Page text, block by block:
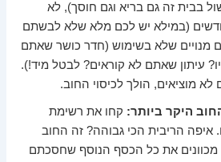
בבית זה גם בריא וגם חוסך), לא
חדשים (במילא יש לכם מלא שלא לבשתם
מנויים שלא בשימוש (חדר כושר שאתם
עיתון שאתם לא קוראים? לבטל מיד!).
מוציאים, הולך לכיסוי החוב.
היקר ביותר: קחו את רשימת
איפה הריבית הכי גבוהה? זה החוב
מכוונים את כל הכסף הנוסף שחסכתם